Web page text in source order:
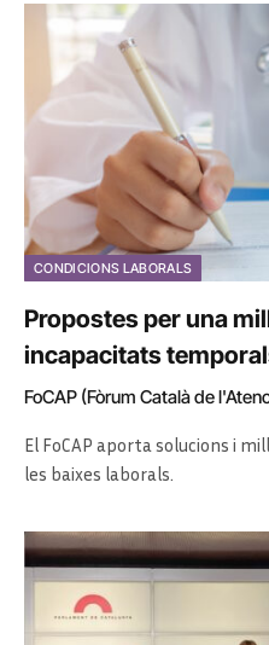
CONDICIONS LABORALS
Propostes per una
incapacitats
FoCAP (Fòrum Català de
El FoCAP aporta solucions i
les baixes laborals.